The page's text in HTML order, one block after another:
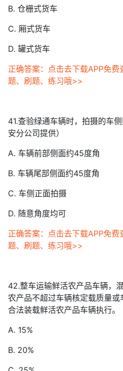
B. 仓栅式货车
C. 厢式货车
D. 罐式货车
正确答案：点击去下载APP免
题、刷题、练习哦>>
41.查验绿通车辆时，拍摄的车
安分公司提供）
A. 车辆前部侧面约45度角
B. 车辆尾部侧面约45度角
C. 车侧正面拍摄
D. 随意角度均可
正确答案：点击去下载APP免
题、刷题、练习哦>>
42.整车运输鲜活农产品车辆，
农产品不超过车辆核定载质量
合法装载鲜活农产品车辆执行。
A. 15%
B. 20%